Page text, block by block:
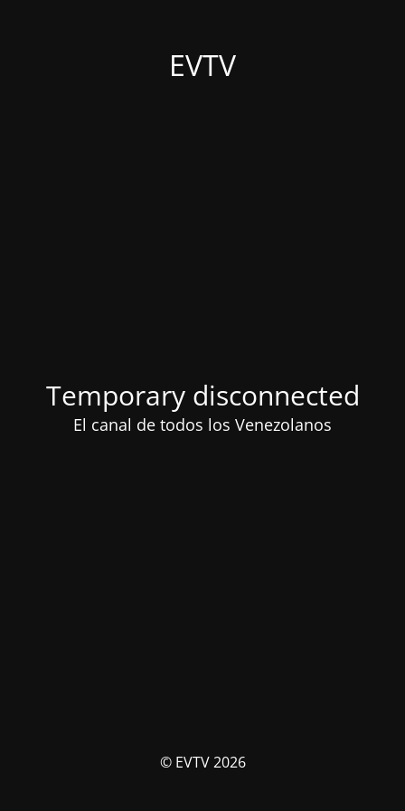
EVTV
Temporary disconnected
El canal de todos los Venezolanos
© EVTV 2026